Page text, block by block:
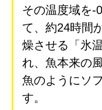
その温度域を
て、約24時間
燥させる「氷
れ、魚本来の
魚のようにソ
す。